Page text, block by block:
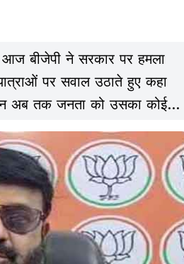
बीजेपी ने सरकार पर हमला
पर सवाल उठाते हुए कहा
अब तक जनता को उसका कोई